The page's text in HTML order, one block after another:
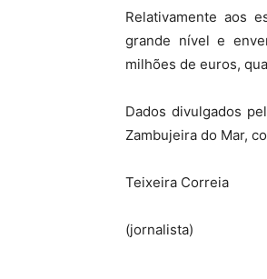
Relativamente aos
grande nível e
milhões de euros,
Dados divulgados
Zambujeira do Mar,
Teixeira Correia
(jornalista)